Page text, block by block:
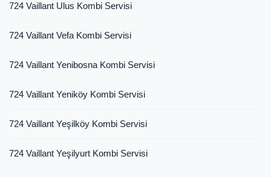
724 Vaillant Ulus Kombi Servisi
724 Vaillant Vefa Kombi Servisi
724 Vaillant Yenibosna Kombi Servisi
724 Vaillant Yeniköy Kombi Servisi
724 Vaillant Yeşilköy Kombi Servisi
724 Vaillant Yeşilyurt Kombi Servisi